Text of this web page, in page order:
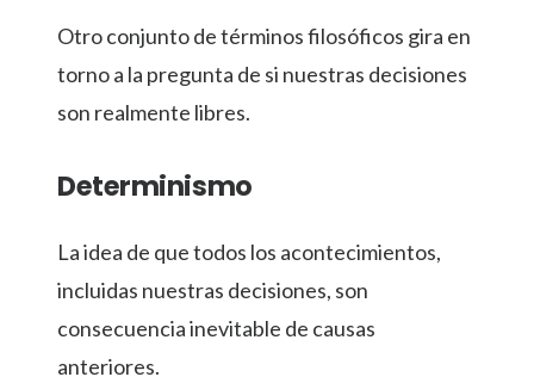
Otro conjunto de términos filosóficos gira en
torno a la pregunta de si nuestras decisiones
son realmente libres.
Determinismo
La idea de que todos los acontecimientos,
incluidas nuestras decisiones, son
consecuencia inevitable de causas
anteriores.